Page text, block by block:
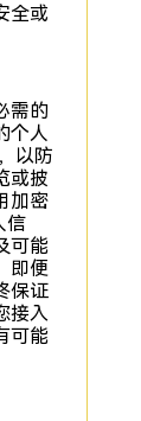
全或
需的
个人
以防
或披
加密
信
可能
即便
保证
接入
可能